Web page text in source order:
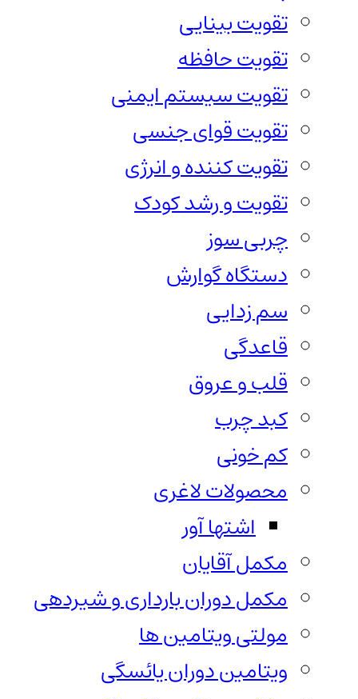
تقویت بینایی
تقویت حافظه
تقویت سیستم ایمنی
تقویت قوای جنسی
تقویت کننده و انرژی
تقویت و رشد کودک
چربی سوز
دستگاه گوارش
سم زدایی
قاعدگی
قلب و عروق
کبد چرب
کم خونی
محصولات لاغری
اشتها آور
مکمل آقایان
مکمل دوران بارداری و شیردهی
مولتی ویتامین ها
ویتامین دوران یائسگی